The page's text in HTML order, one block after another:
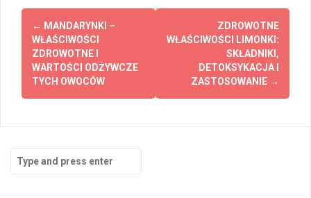
Post
navigation
← MANDARYNKI –
WŁAŚCIWOŚCI
ZDROWOTNE I
WARTOŚCI ODŻYWCZE
TYCH OWOCÓW
ZDROWOTNE
WŁAŚCIWOŚCI LIMONKI:
SKŁADNIKI,
DETOKSYKACJA I
ZASTOSOWANIE →
for: